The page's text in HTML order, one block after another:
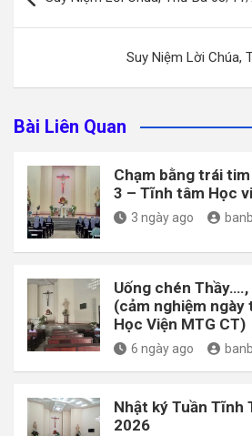
hướng
Suy Niệm Lời Chúa,
Bài Liên Quan
Chạm bằng trái
3 – Tĩnh tâm Học
3 ngày ago
Uống chén
(cảm nghiệm ngày
Học Viện MTG CT)
6 ngày ago
Nhật ký Tuần Tĩnh
2026